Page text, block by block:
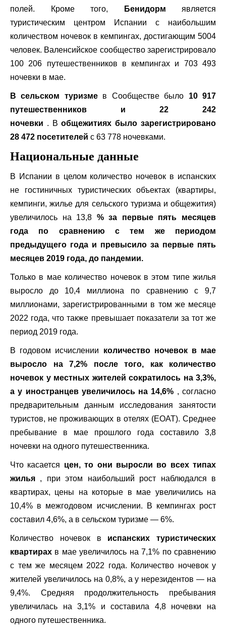
полей. Кроме того, Бенидорм является
туристическим центром Испании с наибольшим
количеством ночевок в кемпингах, достигающим 5004
человек. Валенсийское сообщество зарегистрировало
100 206 путешественников в кемпингах и 703 493
ночевки в мае.
В сельском туризмев Сообществе было 10 917
путешественников и 22 242
ночевки . Вобщежитиях было зарегистрировано
28 472 посетителей с 63 778 ночевками.
Национальные данные
В Испании в целом количество ночевок в испанских
не гостиничных туристических объектах (квартиры,
кемпинги, жилье для сельского туризма и общежития)
увеличилось на 13,8 % за первые пять месяцев
года по сравнению с тем же периодом
предыдущего года и превысило за первые пять
месяцев 2019 года, до пандемии.
Только в мае количество ночевок в этом типе жилья
выросло до 10,4 миллиона по сравнению с 9,7
миллионами, зарегистрированными в том же месяце
2022 года, что также превышает показатели за тот же
период 2019 года.
В годовом исчислении количество ночевок в мае
выросло на 7,2% после того, как количество
ночевок у местных жителей сократилось на 3,3%,
а у иностранцев увеличилось на 14,6% , согласно
предварительным данным исследования занятости
туристов, не проживающих в отелях (EOAT). Среднее
пребывание в мае прошлого года составило 3,8
ночевки на одного путешественника.
Что касается цен, то они выросли во всех типах
жилья , при этом наибольший рост наблюдался в
квартирах, цены на которые в мае увеличились на
10,4% в межгодовом исчислении. В кемпингах рост
составил 4,6%, а в сельском туризме — 6%.
Количество ночевок в испанских туристических
квартирах в мае увеличилось на 7,1% по сравнению
с тем же месяцем 2022 года. Количество ночевок у
жителей увеличилось на 0,8%, а у нерезидентов — на
9,4%. Средняя продолжительность пребывания
увеличилась на 3,1% и составила 4,8 ночевки на
одного путешественника.